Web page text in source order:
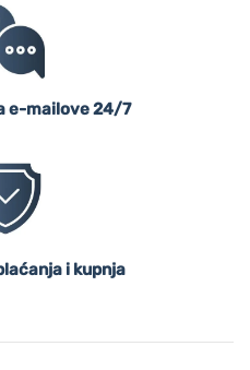
e-mailove 24/7
i kupnja